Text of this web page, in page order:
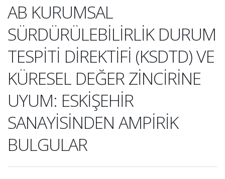
AB KURUMSAL
SÜRDÜRÜLEBİLİRLİK DURUM
TESPİTİ DİREKTİFİ (KSDTD) VE
KÜRESEL DEĞER ZİNCİRİNE
UYUM: ESKİŞEHİR
SANAYİSİNDEN AMPİRİK
BULGULAR